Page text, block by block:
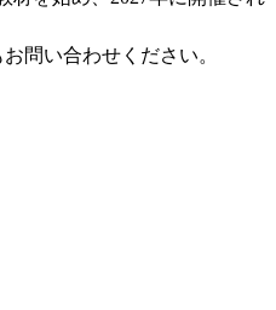
問い合わせください。